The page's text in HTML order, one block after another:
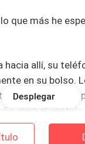
que más he
hacia allí, su
en su bolso.
en el momento,
dejó el vestido
respondió.
Desplegar